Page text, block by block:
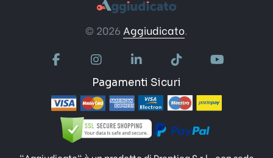
© 2026 Aggiudicato.
Pagamenti Sicuri